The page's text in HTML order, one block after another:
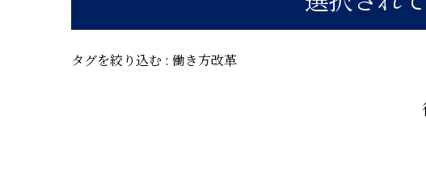
タグを絞り込む : 働き方改革